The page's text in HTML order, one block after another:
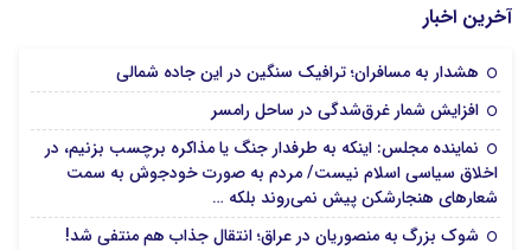
آخرین اخبار
هشدار به مسافران؛ ترافیک سنگین در این جاده شمالی
افزایش شمار غرق‌شدگی در ساحل رامسر
نماینده مجلس: اینکه به طرفدار جنگ یا مذاکره برچسب بزنیم، در
اخلاق سیاسی اسلام نیست/ مردم به صورت خودجوش به سمت
شعارهای هنجارشکن پیش نمی‌روند بلکه …
شوک بزرگ به منصوریان در عراق؛ انتقال جذاب هم منتفی شد!